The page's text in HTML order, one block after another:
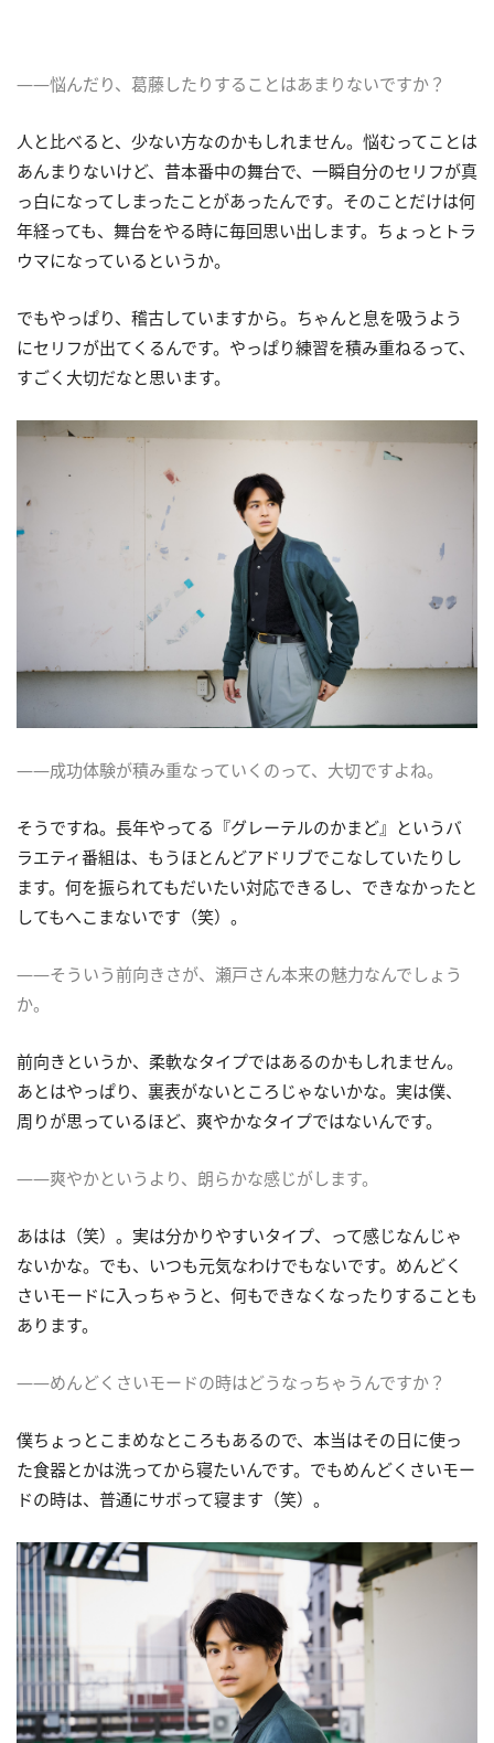
――悩んだり、葛藤したりすることはあまりないですか？
人と比べると、少ない方なのかもしれません。悩むってことは
あんまりないけど、昔本番中の舞台で、一瞬自分のセリフが真
っ白になってしまったことがあったんです。そのことだけは何
年経っても、舞台をやる時に毎回思い出します。ちょっとトラ
ウマになっているというか。
でもやっぱり、稽古していますから。ちゃんと息を吸うよう
にセリフが出てくるんです。やっぱり練習を積み重ねるって、
すごく大切だなと思います。
――成功体験が積み重なっていくのって、大切ですよね。
そうですね。長年やってる『グレーテルのかまど』というバ
ラエティ番組は、もうほとんどアドリブでこなしていたりし
ます。何を振られてもだいたい対応できるし、できなかったと
してもへこまないです（笑）。
――そういう前向きさが、瀬戸さん本来の魅力なんでしょう
か。
前向きというか、柔軟なタイプではあるのかもしれません。
あとはやっぱり、裏表がないところじゃないかな。実は僕、
周りが思っているほど、爽やかなタイプではないんです。
――爽やかというより、朗らかな感じがします。
あはは（笑）。実は分かりやすいタイプ、って感じなんじゃ
ないかな。でも、いつも元気なわけでもないです。めんどく
さいモードに入っちゃうと、何もできなくなったりすることも
あります。
――めんどくさいモードの時はどうなっちゃうんですか？
僕ちょっとこまめなところもあるので、本当はその日に使っ
た食器とかは洗ってから寝たいんです。でもめんどくさいモー
ドの時は、普通にサボって寝ます（笑）。